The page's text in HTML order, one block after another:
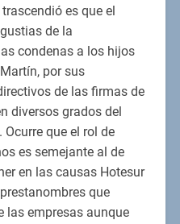
es que el
de la
condenas a los hijos
por sus
de las firmas de
diversos grados del
que el rol de
es semejante al de
en las causas Hotesur
que
las empresas aunque